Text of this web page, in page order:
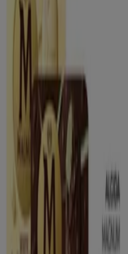
Piazza Trieste, 16, Adelfia
442 m
Etè
Via Conella, 21, Adelfia
740 m
Via Aldo Moro, 101, Capurso